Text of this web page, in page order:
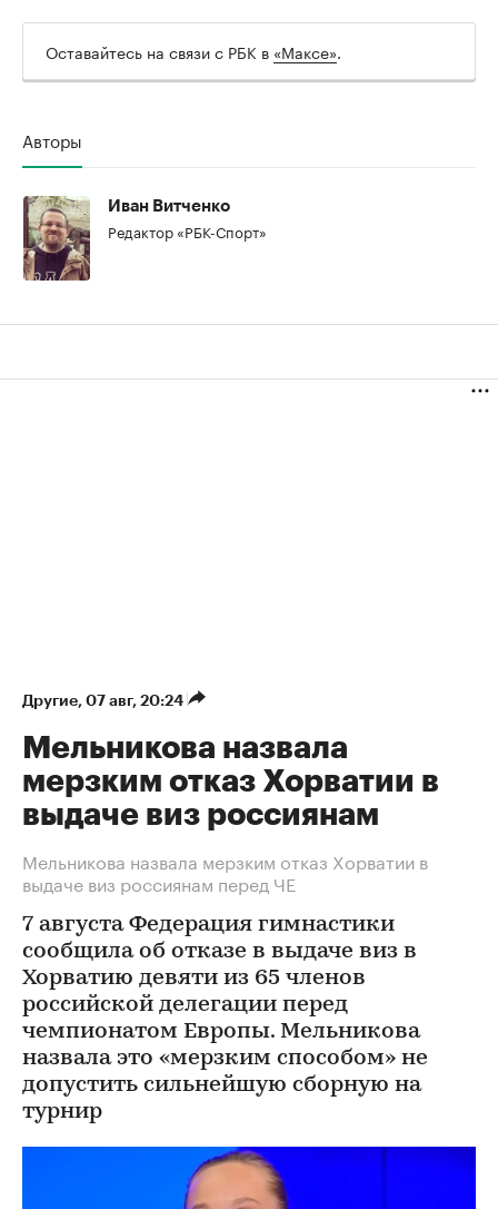
Оставайтесь на связи с РБК в «Максе».
Авторы
Иван Витченко
Редактор «РБК-Спорт»
Другие⁠, 07 авг, 20:24
Мельникова назвала
мерзким отказ Хорватии в
выдаче виз россиянам
Мельникова назвала мерзким отказ Хорватии в
выдаче виз россиянам перед ЧЕ
7 августа Федерация гимнастики
сообщила об отказе в выдаче виз в
Хорватию девяти из 65 членов
российской делегации перед
чемпионатом Европы. Мельникова
назвала это «мерзким способом» не
допустить сильнейшую сборную на
турнир